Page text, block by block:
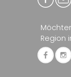
Region